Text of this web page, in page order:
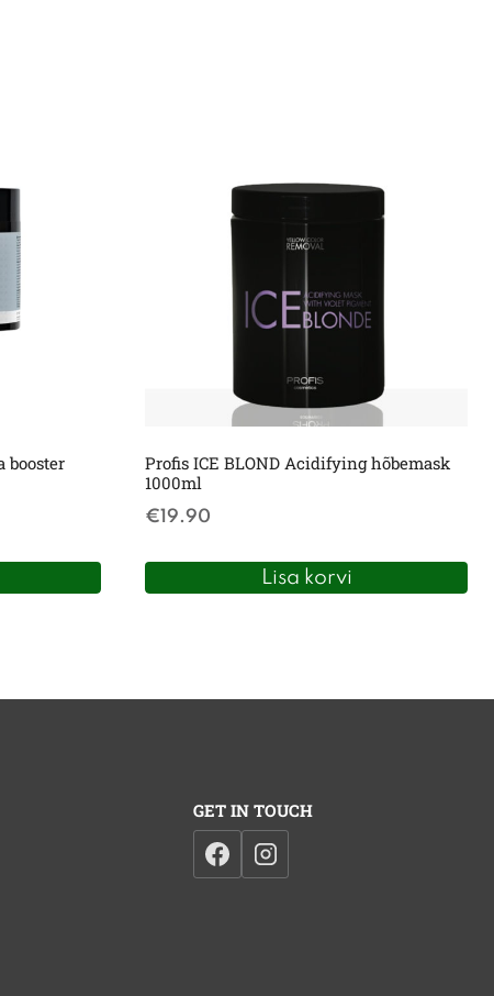
booster
Profis ICE BLOND Acidifying hõbemask
1000ml
€19.90
Lisa korvi
GET IN TOUCH